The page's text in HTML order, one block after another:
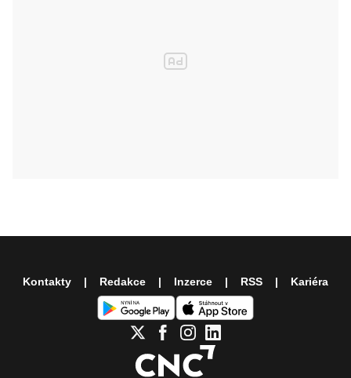
Kontakty Redakce Inzerce RSS Kariéra